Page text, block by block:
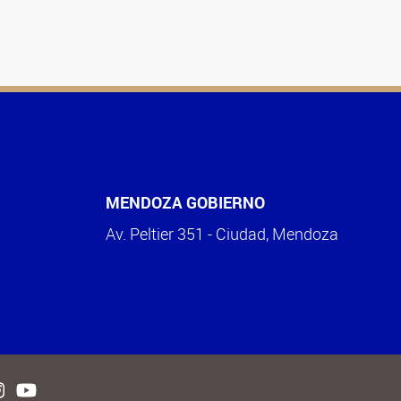
MENDOZA GOBIERNO
Av. Peltier 351 - Ciudad, Mendoza